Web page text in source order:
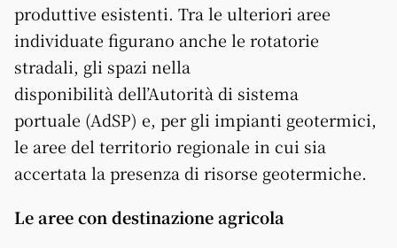
produttive esistenti. Tra le ulteriori aree
individuate figurano anche le rotatorie
stradali, gli spazi nella
disponibilità dell’Autorità di sistema
portuale (AdSP) e, per gli impianti geotermici,
le aree del territorio regionale in cui sia
accertata la presenza di risorse geotermiche.
Le aree con destinazione agricola